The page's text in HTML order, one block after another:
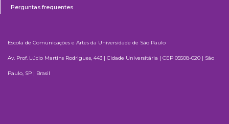
Perguntas frequentes
Escola de Comunicações e Artes da Universidade de São Paulo
Av. Prof. Lúcio Martins Rodrigues, 443 | Cidade Universitária | CEP 05508-020 | São
Paulo, SP | Brasil